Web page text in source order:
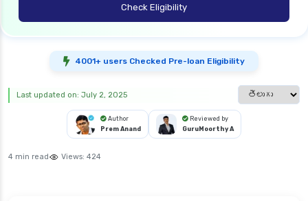
Check Eligibility
4001+ users Checked Pre-loan Eligibility
Select
Last updated on: July 2, 2025
Author
Prem Anand
Reviewed by
GuruMoorthy A
4 min read Views: 424